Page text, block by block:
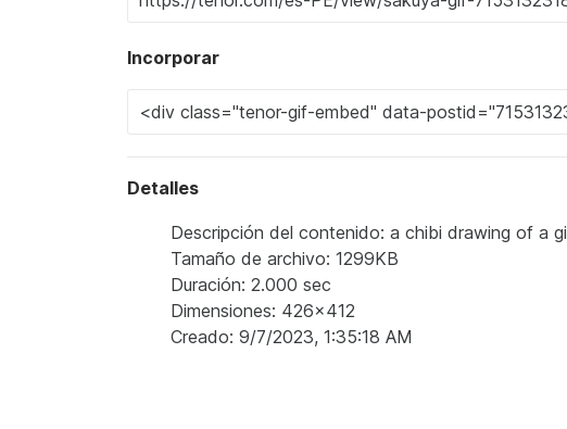
Incorporar
Detalles
Descripción del contenido: a chibi drawing of a
Tamaño de archivo: 1299KB
Duración: 2.000 sec
Dimensiones: 426x412
Creado: 9/7/2023, 1:35:18 AM